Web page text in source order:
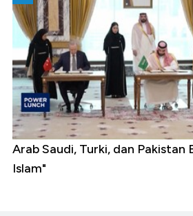
Arab Saudi, Turki, dan Pakistan
Islam"